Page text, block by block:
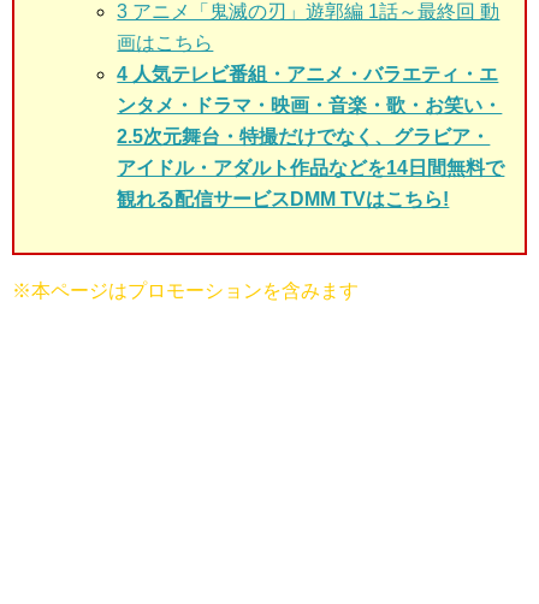
3 アニメ「鬼滅の刃」遊郭編 1話～最終回 動
画はこちら
4 人気テレビ番組・アニメ・バラエティ・エ
ンタメ・ドラマ・映画・音楽・歌・お笑い・
2.5次元舞台・特撮だけでなく、グラビア・
アイドル・アダルト作品などを14日間無料で
観れる配信サービスDMM TVはこちら!
※本ページはプロモーションを含みます